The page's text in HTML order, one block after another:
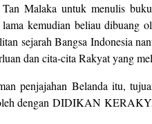
Malaka untuk menulis
kemudian beliau dibuang
sejarah Bangsa Indonesia
dan cita-cita Rakyat yang
penjajahan Belanda itu,
dengan DIDIKAN